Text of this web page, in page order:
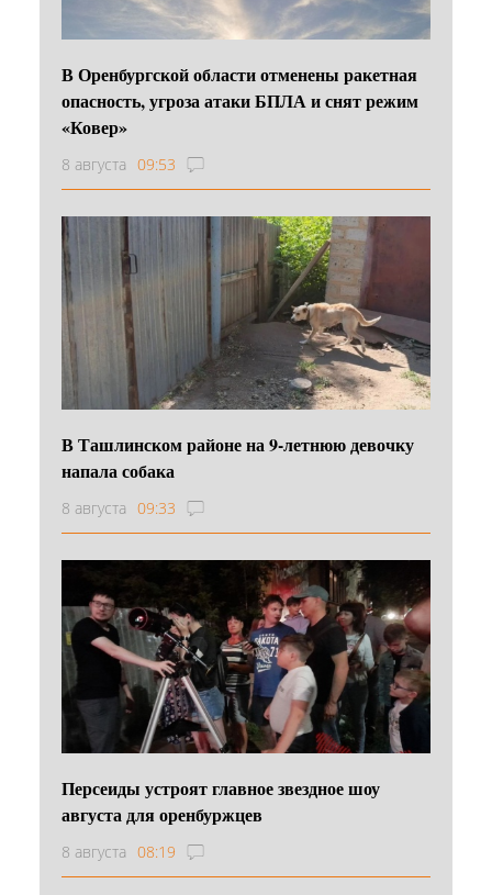
В Оренбургской области отменены ракетная
опасность, угроза атаки БПЛА и снят режим
«Ковер»
8 августа 09:53
В Ташлинском районе на 9-летнюю девочку
напала собака
8 августа 09:33
Персеиды устроят главное звездное шоу
августа для оренбуржцев
8 августа 08:19